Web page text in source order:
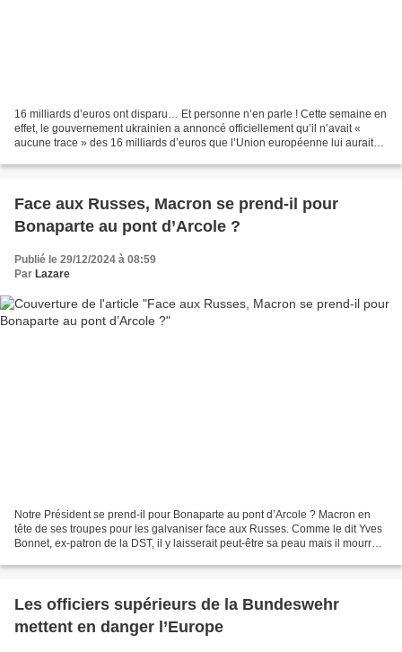
16 milliards d’euros ont disparu… Et personne n’en parle ! Cette semaine en
effet, le gouvernement ukrainien a annoncé officiellement qu’il n’avait «
aucune trace » des 16 milliards d’euros que l’Union européenne lui aurait
Face aux Russes, Macron se prend-il pour
Bonaparte au pont d’Arcole ?
Publié le 29/12/2024 à 08:59
Par Lazare
Notre Président se prend-il pour Bonaparte au pont d’Arcole ? Macron en
tête de ses troupes pour les galvaniser face aux Russes. Comme le dit Yves
Bonnet, ex-patron de la DST, il y laisserait peut-être sa peau mais il mourrait
Les officiers supérieurs de la Bundeswehr
mettent en danger l’Europe